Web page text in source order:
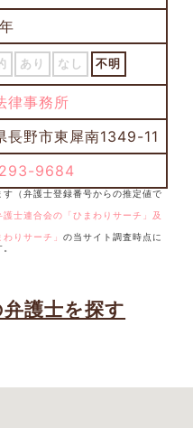
あり なし 不明
律事務所
長野市東犀南1349-11
9684
（弁護士登録番号からの推定値で
護士連合会の「ひまわりサーチ」及
わりサーチ」 の当サイト調査時点に
護士を探す